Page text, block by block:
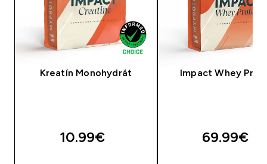
Kreatín Monohydrát
10.99€‎
Impact Whey
69.99€‎